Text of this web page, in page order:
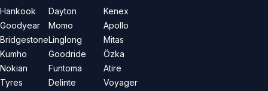
Hankook
Goodyear
Bridgestone
Kumho
Nokian
Tyres
Dayton
Momo
Linglong
Goodride
Funtoma
Delinte
Kenex
Apollo
Mitas
Özka
Atire
Voyager